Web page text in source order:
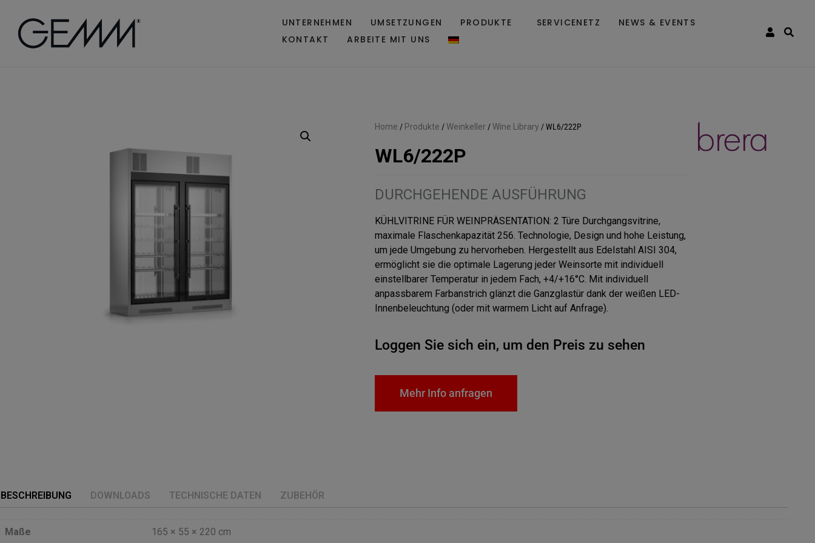
UNTERNEHMEN UMSETZUNGEN PRODUKTE SERVICENETZ
NEWS & EVENTS
KONTAKT
ARBEITE MIT UNS
Home / Produkte /Weinkeller /Wine Library /WL6/222P
WL6/222P
DURCHGEHENDE AUSFÜHRUNG
KÜHLVITRINE FÜR WEINPRÄSENTATION: 2 Türe Durchgangsvitrine,
maximale Flaschenkapazität 256. Technologie, Design und hohe Leistung,
um jede Umgebung zu hervorheben. Hergestellt aus Edelstahl AISI 304,
ermöglicht sie die optimale Lagerung jeder Weinsorte mit individuell
einstellbarer Temperatur in jedem Fach, +4/+16°C. Mit individuell
anpassbarem Farbanstrich glänzt die Ganzglastür dank der weißen LED-
Innenbeleuchtung (oder mit warmem Licht auf Anfrage).
Loggen Sie sich ein, um den Preis zu sehen
Mehr Info anfragen
BESCHREIBUNG DOWNLOADS TECHNISCHE DATEN ZUBEHÖR
Maße 165 × 55 × 220 cm